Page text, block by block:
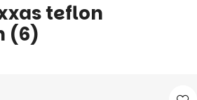
teflon
(6)